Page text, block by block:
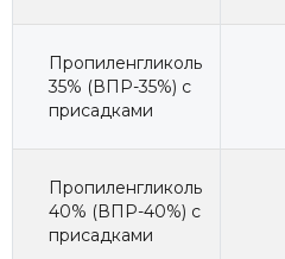
Пропиленгликоль
35% (ВПР-35%) с
присадками
Пропиленгликоль
40% (ВПР-40%) с
присадками